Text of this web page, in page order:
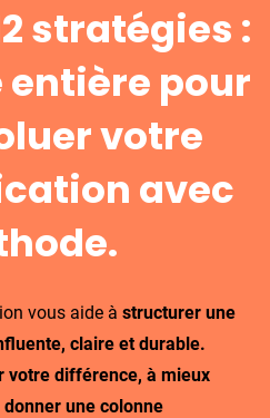
stratégies :
entière pour
votre
avec
vous aide à structurer une
claire et durable.
votre différence, à mieux
une colonne